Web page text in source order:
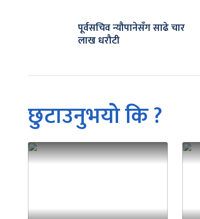
पूर्वसचिव न्यौपानेसँग साढे चार
लाख धरौटी
छुटाउनुभयो कि ?